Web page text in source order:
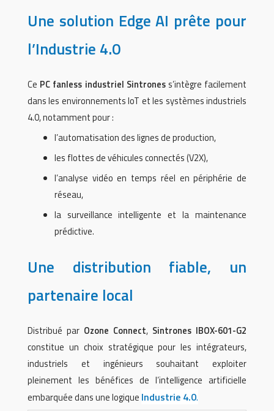
Une solution Edge AI prête pour
l’Industrie 4.0
Ce PC fanless industriel Sintroness’intègre facilement
dans les environnements IoT et les systèmes industriels
4.0, notamment pour :
l’automatisation des lignes de production,
les flottes de véhicules connectés (V2X),
l’analyse vidéo en temps réel en périphérie de
réseau,
la surveillance intelligente et la maintenance
prédictive.
Une distribution fiable, un
partenaire local
Distribué par Ozone Connect, Sintrones IBOX-601-G2
constitue un choix stratégique pour les intégrateurs,
industriels et ingénieurs souhaitant exploiter
pleinement les bénéfices de l’intelligence artificielle
embarquée dans une logique Industrie 4.0.